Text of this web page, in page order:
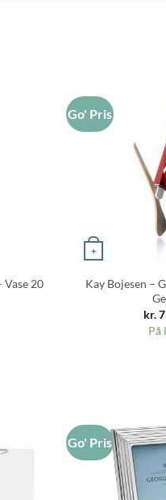
Vase 20
Go' Pris
+
Kay Bojesen –
kr.
På
Go' Pris